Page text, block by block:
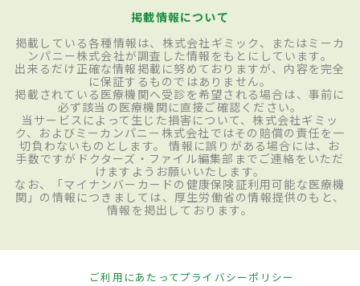
掲載情報について
掲載している各種情報は、株式会社ギミック、またはミーカ
ンパニー株式会社が調査した情報をもとにしています。
出来るだけ正確な情報掲載に努めておりますが、内容を完全
に保証するものではありません。
掲載されている医療機関へ受診を希望される場合は、事前に
必ず該当の医療機関に直接ご確認ください。
当サービスによって生じた損害について、株式会社ギミッ
ク、およびミーカンパニー株式会社ではその賠償の責任を一
切負わないものとします。 情報に誤りがある場合には、お
手数ですがドクターズ・ファイル編集部までご連絡をいただ
けますようお願いいたします。
なお、「マイナンバーカードの健康保険証利用可能な医療機
関」の情報につきましては、厚生労働省の情報提供のもと、
情報を掲出しております。
ご利用にあたってプライバシーポリシー